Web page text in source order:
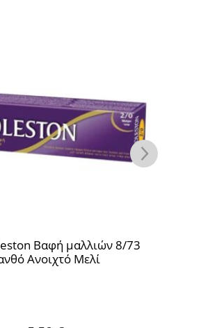
Wella Koleston Βαφή